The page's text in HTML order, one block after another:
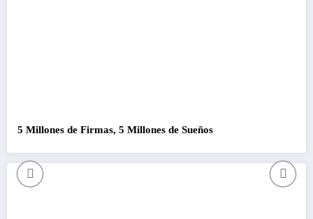
5 Millones de Firmas, 5 Millones de Sueños